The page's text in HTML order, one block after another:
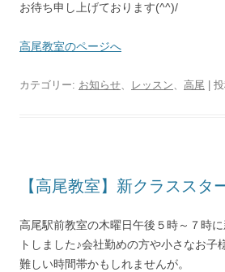
お待ち申し上げております(^^)/
高尾教室のページへ
カテゴリー: お知らせ、 レッスン、 高尾 |
【高尾教室】新クラススタ
高尾駅前教室の木曜日午後５時～７時
トしました♪会社勤めの方や小さなお子
難しい時間帯かもしれませんが。